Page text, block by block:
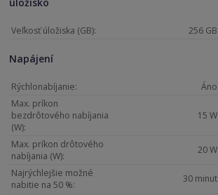
Veľkosť úložiska (GB): 256 GB
Napájení
Rýchlonabíjanie:
Áno
Max. príkon
bezdrôtového nabíjania
(W):
15 W
Max. príkon drôtového
nabíjania (W):
20 W
Najrýchlejšie možné
nabitie na 50 %:
30 minut